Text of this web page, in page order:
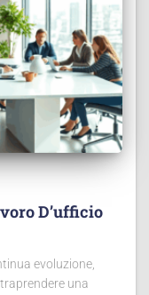
D’ufficio
evoluzione,
una